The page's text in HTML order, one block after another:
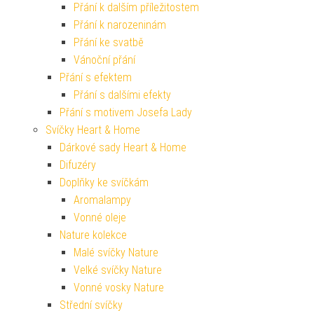
Přání k dalším příležitostem
Přání k narozeninám
Přání ke svatbě
Vánoční přání
Přání s efektem
Přání s dalšími efekty
Přání s motivem Josefa Lady
Svíčky Heart & Home
Dárkové sady Heart & Home
Difuzéry
Doplňky ke svíčkám
Aromalampy
Vonné oleje
Nature kolekce
Malé svíčky Nature
Velké svíčky Nature
Vonné vosky Nature
Střední svíčky